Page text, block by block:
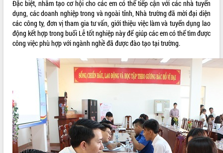
sầu riêng tại Đắk Lắk
Trình diễn nghệ thuật chế biến các
món ăn từ sầu riêng
Đắk Lắk công bố Quy hoạch và xúc
tiến đầu tư tỉnh
Ngành cá ngừ Đắk Lắk chủ động thích
ứng để giữ vững thị trường xuất khẩu
Diễn đàn Kinh tế tư nhân Việt Nam đột
phá cơ chế - Hợp tác công tư
Đề án 06 tạo bước ngoặt đột phá trong
cải cách hành chính tỉnh Đắk Lắk
Kết nối tour, đẩy mạnh chuyển đổi số
để phát triển du lịch Đắk Lắk
Đặc biệt, nhằm tạo cơ hội cho các em có thể tiếp cận với các nhà tuyển
dụng, các doanh nghiệp trong và ngoài tỉnh, Nhà trường đã mời đại diện
các công ty, đơn vị tham gia tư vấn, giới thiệu việc làm và tuyển dụng lao
động kết hợp trong buổi Lễ tốt nghiệp này để giúp các em có thể tìm được
công việc phù hợp với ngành nghề đã được đào tạo tại trường.